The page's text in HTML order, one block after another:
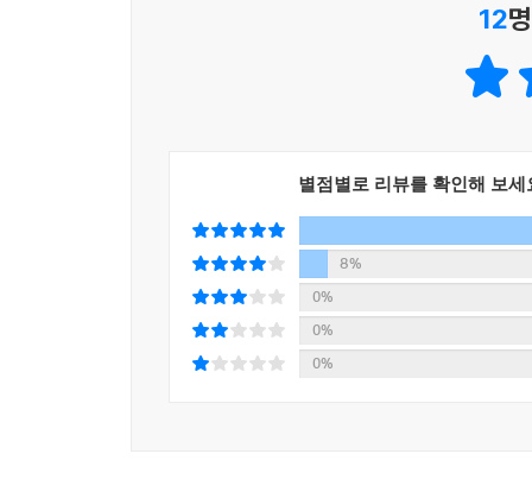
12
별점별로 리뷰를 확인해 보세
8%
0%
0%
0%